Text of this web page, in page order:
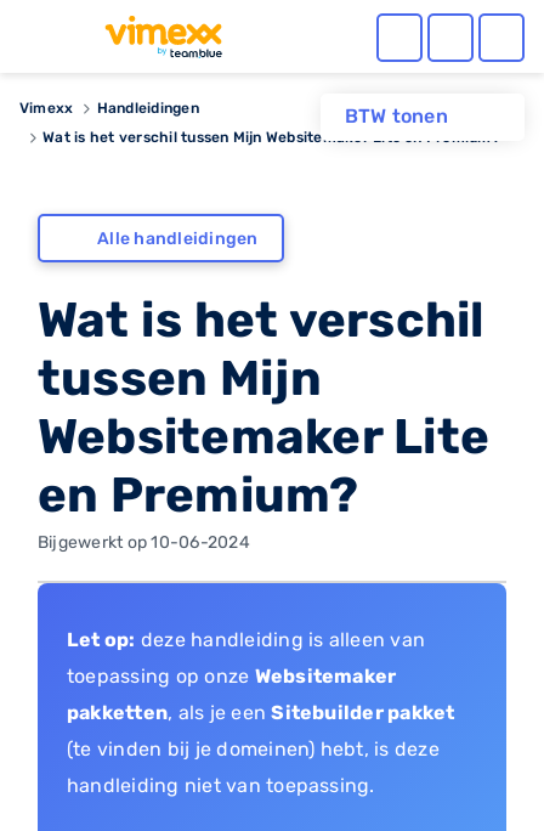
BTW tonen
Vimexx
Handleidingen
Wat is het verschil tussen Mijn Websitemaker Lite en Premium?
Alle handleidingen
Wat is het verschil
tussen Mijn
Websitemaker Lite
en Premium?
Bijgewerkt op 10-06-2024
Let op: deze handleiding is alleen van
toepassing op onze Websitemaker
pakketten, als je eenSitebuilder pakket
(te vinden bij je domeinen) hebt, is deze
handleiding niet van toepassing.